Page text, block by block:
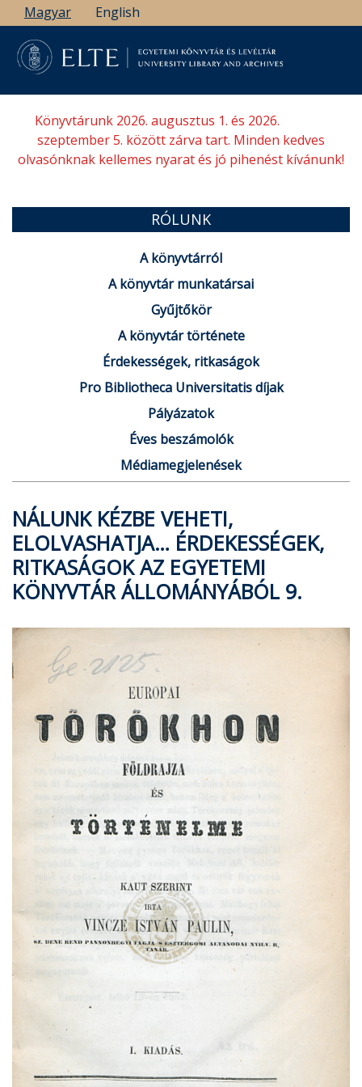
Ugrás
a
tartalomra
Magyar English
Könyvtárunk 2026. augusztus 1. és 2026.
szeptember 5. között zárva tart. Minden kedves
olvasónknak kellemes nyarat és jó pihenést kívánunk!
RÓLUNK
A könyvtárról
A könyvtár munkatársai
Gyűjtőkör
A könyvtár története
Érdekességek, ritkaságok
Pro Bibliotheca Universitatis díjak
Pályázatok
Éves beszámolók
Médiamegjelenések
NÁLUNK KÉZBE VEHETI,
ELOLVASHATJA… ÉRDEKESSÉGEK,
RITKASÁGOK AZ EGYETEMI
KÖNYVTÁR ÁLLOMÁNYÁBÓL 9.